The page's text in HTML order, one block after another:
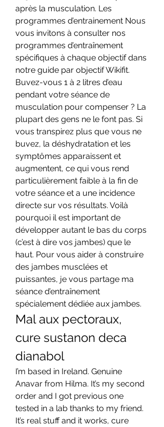
après la musculation. Les
programmes d’entrainement Nous
vous invitons à consulter nos
programmes d’entraînement
spécifiques à chaque objectif dans
notre guide par objectif Wikifit.
Buvez-vous 1 à 2 litres d’eau
pendant votre séance de
musculation pour compenser ? La
plupart des gens ne le font pas. Si
vous transpirez plus que vous ne
buvez, la déshydratation et les
symptômes apparaissent et
augmentent, ce qui vous rend
particulièrement faible à la fin de
votre séance et a une incidence
directe sur vos résultats. Voilà
pourquoi il est important de
développer autant le bas du corps
(c’est à dire vos jambes) que le
haut. Pour vous aider à construire
des jambes musclées et
puissantes, je vous partage ma
séance d’entraînement
spécialement dédiée aux jambes.
Mal aux pectoraux,
cure sustanon deca
dianabol
I’m based in Ireland. Genuine
Anavar from Hilma. It’s my second
order and I got previous one
tested in a lab thanks to my friend.
It’s real stuff and it works, cure